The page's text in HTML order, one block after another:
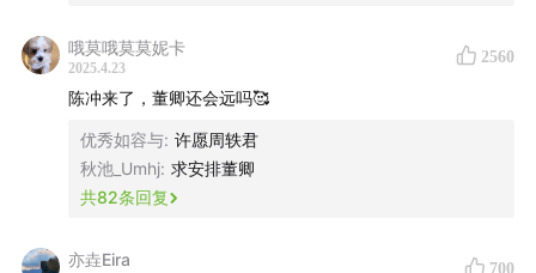
哦莫哦莫莫妮卡
2025.4.23
2560
陈冲来了，董卿还会远吗🥰
优秀如容与: 许愿周轶君
秋池_Umhj: 求安排董卿
共82条回复
亦垚Eira 700